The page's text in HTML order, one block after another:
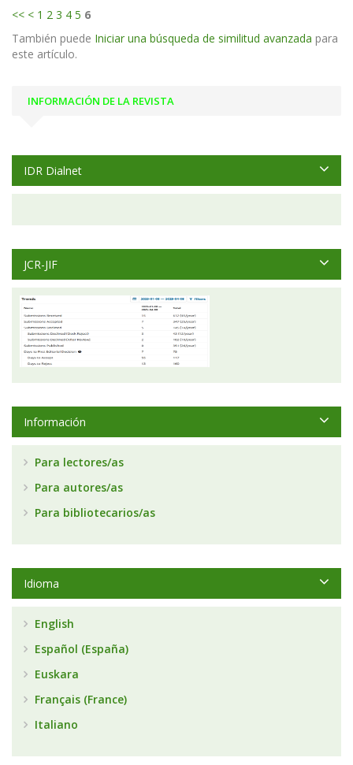
<< < 1 2 3 4 5 6
También puede Iniciar una búsqueda de similitud avanzada para
este artículo.
INFORMACIÓN DE LA REVISTA
IDR Dialnet
JCR-JIF
Información
Para lectores/as
Para autores/as
Para bibliotecarios/as
Idioma
English
Español (España)
Euskara
Français (France)
Italiano